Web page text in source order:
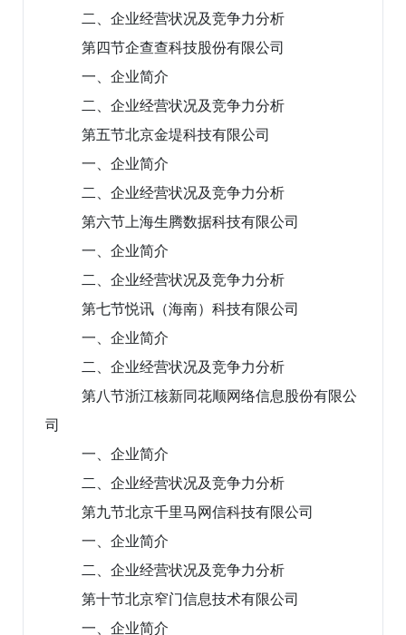
二、企业经营状况及竞争力分析
第四节企查查科技股份有限公司
一、企业简介
二、企业经营状况及竞争力分析
第五节北京金堤科技有限公司
一、企业简介
二、企业经营状况及竞争力分析
第六节上海生腾数据科技有限公司
一、企业简介
二、企业经营状况及竞争力分析
第七节悦讯（海南）科技有限公司
一、企业简介
二、企业经营状况及竞争力分析
第八节浙江核新同花顺网络信息股份有限公
司
一、企业简介
二、企业经营状况及竞争力分析
第九节北京千里马网信科技有限公司
一、企业简介
二、企业经营状况及竞争力分析
第十节北京窄门信息技术有限公司
一、企业简介